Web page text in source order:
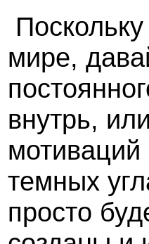
мире,
внутрь,
темных
просто